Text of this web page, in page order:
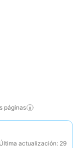
páginas
actualización: 29